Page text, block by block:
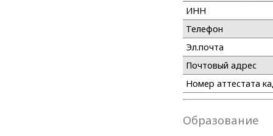
ИНН
Телефон
Эл.почта
Почтовый адрес
Номер аттестата
Образование